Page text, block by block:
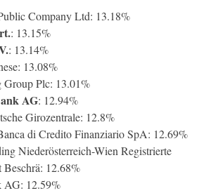
Company Ltd: 13.18%
: 13.15%
: 13.14%
13.08%
Plc: 13.01%
AG: 12.94%
Girozentrale: 12.8%
di Credito Finanziario SpA: 12.69%
Niederösterreich-Wien Registrierte
Beschrä: 12.68%
AG: 12.59%